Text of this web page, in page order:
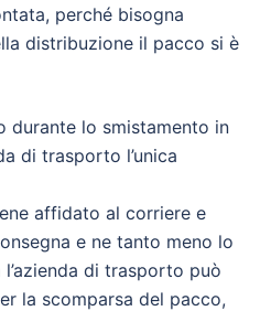
perché bisogna
distribuzione il pacco si è
durante lo smistamento in
di trasporto l’unica
affidato al corriere e
e ne tanto meno lo
di trasporto può
la scomparsa del pacco,